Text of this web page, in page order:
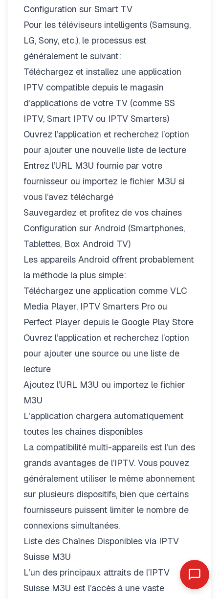
Configuration sur Smart TV
Pour les téléviseurs intelligents (Samsung,
LG, Sony, etc.), le processus est
généralement le suivant:
Téléchargez et installez une application
IPTV compatible depuis le magasin
d’applications de votre TV (comme SS
IPTV, Smart IPTV ou IPTV Smarters)
Ouvrez l’application et recherchez l’option
pour ajouter une nouvelle liste de lecture
Entrez l’URL M3U fournie par votre
fournisseur ou importez le fichier M3U si
vous l’avez téléchargé
Sauvegardez et profitez de vos chaînes
Configuration sur Android (Smartphones,
Tablettes, Box Android TV)
Les appareils Android offrent probablement
la méthode la plus simple:
Téléchargez une application comme VLC
Media Player, IPTV Smarters Pro ou
Perfect Player depuis le Google Play Store
Ouvrez l’application et recherchez l’option
pour ajouter une source ou une liste de
lecture
Ajoutez l’URL M3U ou importez le fichier
M3U
L’application chargera automatiquement
toutes les chaînes disponibles
La compatibilité multi-appareils est l’un des
grands avantages de l’IPTV. Vous pouvez
généralement utiliser le même abonnement
sur plusieurs dispositifs, bien que certains
fournisseurs puissent limiter le nombre de
connexions simultanées.
Liste des Chaînes Disponibles via IPTV
Suisse M3U
L’un des principaux attraits de l’IPTV
Suisse M3U est l’accès à une vaste